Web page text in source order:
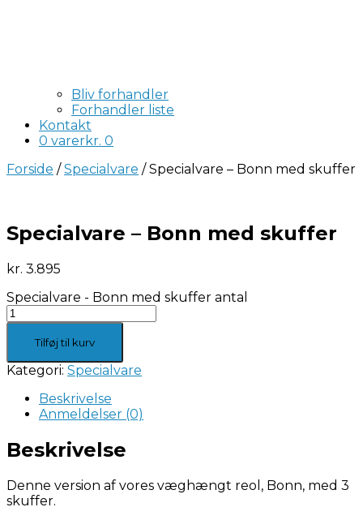
Bliv forhandler
Forhandler liste
Kontakt
0 varerkr. 0
Forside /Specialvare / Specialvare – Bonn med skuffer
Specialvare – Bonn med skuffer
kr. 3.895
Specialvare - Bonn med skuffer antal
Tilføj til kurv
Kategori: Specialvare
Beskrivelse
Anmeldelser (0)
Beskrivelse
Denne version af vores væghængt reol, Bonn, med 3
skuffer.